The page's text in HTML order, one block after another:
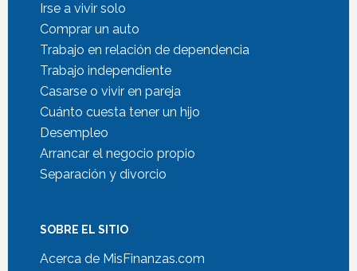
Irse a vivir solo
Comprar un auto
Trabajo en relación de dependencia
Trabajo independiente
Casarse o vivir en pareja
Cuánto cuesta tener un hijo
Desempleo
Arrancar el negocio propio
Separación y divorcio
SOBRE EL SITIO
Acerca de MisFinanzas.com